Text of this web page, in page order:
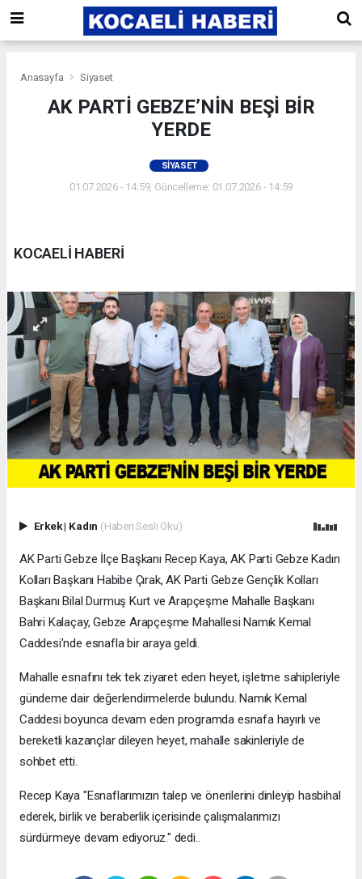
Anasayfa Siyaset
AK PARTİ GEBZE’NİN BEŞİ BİR
YERDE
SIYASET
01.07.2026 - 14:59, Güncelleme: 01.07.2026 - 14:59
KOCAELİ HABERİ
Erkek| Kadın (Haberi Sesli Oku)
AK Parti Gebze İlçe Başkanı Recep Kaya, AK Parti Gebze Kadın
Kolları Başkanı Habibe Çırak, AK Parti Gebze Gençlik Kolları
Başkanı Bilal Durmuş Kurt ve Arapçeşme Mahalle Başkanı
Bahri Kalaçay, Gebze Arapçeşme Mahallesi Namık Kemal
Caddesi’nde esnafla bir araya geldi.
Mahalle esnafını tek tek ziyaret eden heyet, işletme sahipleriyle
gündeme dair değerlendirmelerde bulundu. Namık Kemal
Caddesi boyunca devam eden programda esnafa hayırlı ve
bereketli kazançlar dileyen heyet, mahalle sakinleriyle de
sohbet etti.
Recep Kaya "Esnaflarımızın talep ve önerilerini dinleyip hasbihal
ederek, birlik ve beraberlik içerisinde çalışmalarımızı
sürdürmeye devam ediyoruz." dedi..